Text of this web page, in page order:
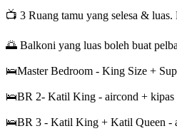
📺 3 Ruang tamu yang selesa &
🌅 Balkoni yang luas boleh buat
🛌Master Bedroom - King Size +
🛌BR 2- Katil King - aircond + kipas
🛌BR 3 - Katil King + Katil Queen -